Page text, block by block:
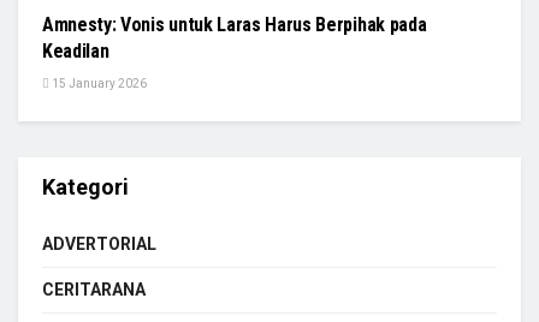
Amnesty: Vonis untuk Laras Harus Berpihak pada
Keadilan
15 January 2026
Kategori
ADVERTORIAL
CERITARANA